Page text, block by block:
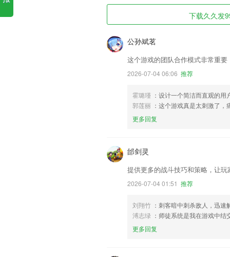
下载久久发
公孙斌茗
这个游戏的团队合作模式非常重要
2026-07-04 06:06 推荐
霍璐瑾 ：设计一个简洁而直观的
郭莲丽 ：这个游戏真是太刺激了，
更多回复
邰剑灵
提供更多的战斗技巧和策略，让玩
2026-07-04 01:51 推荐
刘翔竹 ：刺客暗中刺杀敌人，迅速
溥志绿 ：师徒系统是我在游戏中结
更多回复